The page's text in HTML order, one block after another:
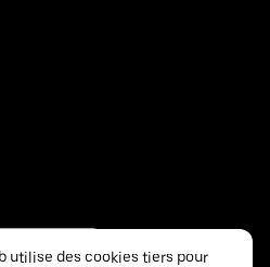
utilise des cookies tiers pour